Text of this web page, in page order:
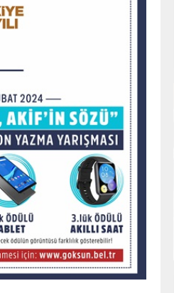
HABER AKIŞI
KIZ KUR’AN KURSU
DARENDE GEZISI.